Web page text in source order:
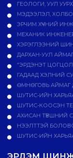
ГЕОЛОГИ, УУЛ
МЭДЭЭЛЭЛ,
ЭРЧИМ ХҮЧНИЙ
МЕХАНИК
ХЭРЭГЛЭЭНИЙ
ДАРХАН-УУЛ
"ЭРДЭНЭТ
ГАДААД ХЭЛНИЙ
ӨМНӨГОВЬ АЙМАГ
ШУТИС-ИЙН
ШУТИС-КООСЭН
АХИСАН ТҮВШНИЙ
НЭЭЛТТЭЙ
ШУТИС-ИЙН